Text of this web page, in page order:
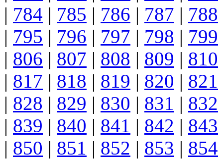
| 784 | 785 | 786 | 787 | 788
| 795 | 796 | 797 | 798 | 799
| 806 | 807 | 808 | 809 | 810
| 817 | 818 | 819 | 820 | 821
| 828 | 829 | 830 | 831 | 832
| 839 | 840 | 841 | 842 | 843
| 850 | 851 | 852 | 853 | 854